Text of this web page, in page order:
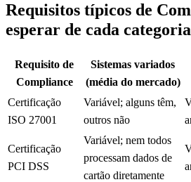
Requisitos típicos de
esperar de cada
Requisito de
Compliance
Sistemas variados
(média do mercado)
Certificação
ISO 27001
Variável; alguns têm,
outros não
Certificação
PCI DSS
Variável; nem todos
processam dados de
cartão diretamente